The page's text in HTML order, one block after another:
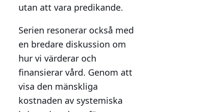
utan att vara predikande.
Serien resonerar också med
en bredare diskussion om
hur vi värderar och
finansierar vård. Genom att
visa den mänskliga
kostnaden av systemiska